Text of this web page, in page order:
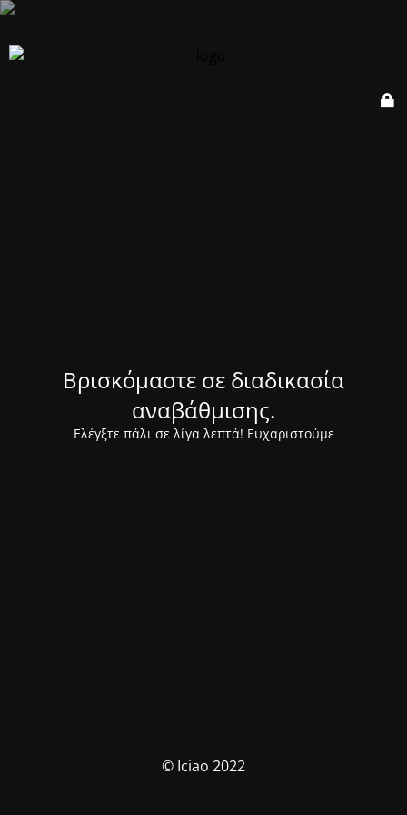
Βρισκόμαστε σε διαδικασία
αναβάθμισης.
Ελέγξτε πάλι σε λίγα λεπτά! Ευχαριστούμε
© Iciao 2022